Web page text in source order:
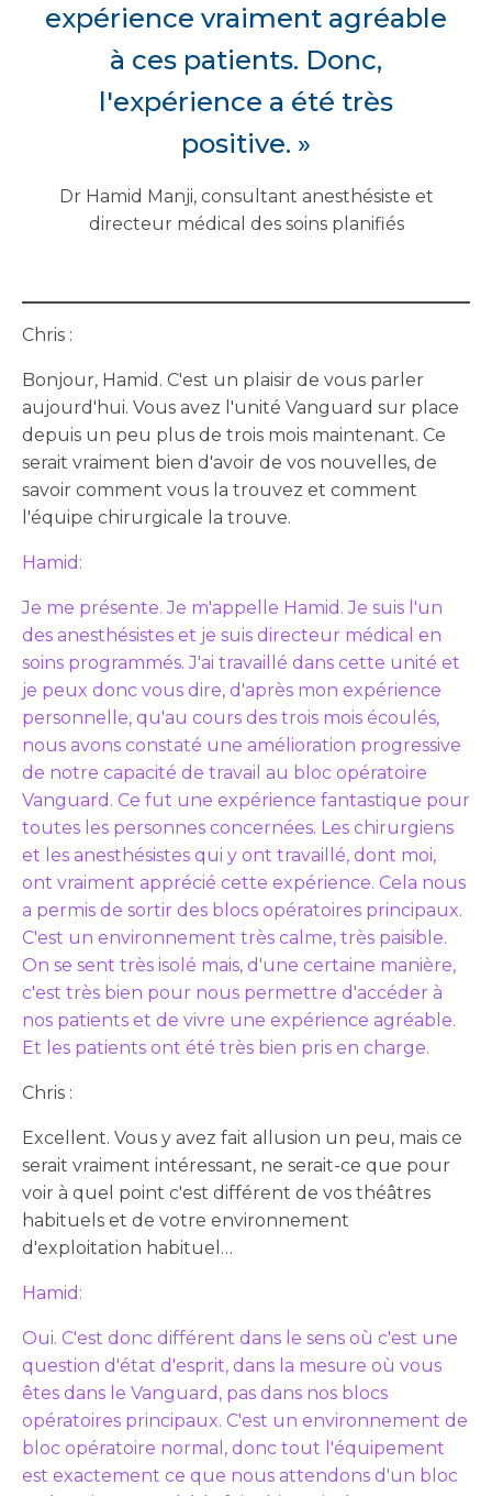
expérience vraiment agréable
à ces patients. Donc,
l'expérience a été très
positive. »
Dr Hamid Manji, consultant anesthésiste et
directeur médical des soins planifiés
Chris :
Bonjour, Hamid. C'est un plaisir de vous parler
aujourd'hui. Vous avez l'unité Vanguard sur place
depuis un peu plus de trois mois maintenant. Ce
serait vraiment bien d'avoir de vos nouvelles, de
savoir comment vous la trouvez et comment
l'équipe chirurgicale la trouve.
Hamid:
Je me présente. Je m'appelle Hamid. Je suis l'un
des anesthésistes et je suis directeur médical en
soins programmés. J'ai travaillé dans cette unité et
je peux donc vous dire, d'après mon expérience
personnelle, qu'au cours des trois mois écoulés,
nous avons constaté une amélioration progressive
de notre capacité de travail au bloc opératoire
Vanguard. Ce fut une expérience fantastique pour
toutes les personnes concernées. Les chirurgiens
et les anesthésistes qui y ont travaillé, dont moi,
ont vraiment apprécié cette expérience. Cela nous
a permis de sortir des blocs opératoires principaux.
C'est un environnement très calme, très paisible.
On se sent très isolé mais, d'une certaine manière,
c'est très bien pour nous permettre d'accéder à
nos patients et de vivre une expérience agréable.
Et les patients ont été très bien pris en charge.
Chris :
Excellent. Vous y avez fait allusion un peu, mais ce
serait vraiment intéressant, ne serait-ce que pour
voir à quel point c'est différent de vos théâtres
habituels et de votre environnement
d'exploitation habituel…
Hamid:
Oui. C'est donc différent dans le sens où c'est une
question d'état d'esprit, dans la mesure où vous
êtes dans le Vanguard, pas dans nos blocs
opératoires principaux. C'est un environnement de
bloc opératoire normal, donc tout l'équipement
est exactement ce que nous attendons d'un bloc